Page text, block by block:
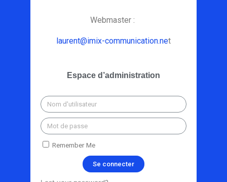
Webmaster :
laurent@imix-communication.net
Espace d’administration
Remember Me
Se connecter